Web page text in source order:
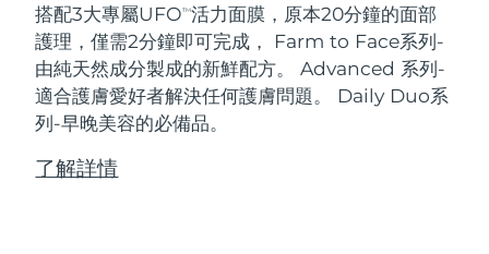
搭配3大專屬UFOTM活力面膜，原本20分鐘的面部
護理，僅需2分鐘即可完成，
Farm to Face系列-
由純天然成分製成的新鮮配方。 Advanced 系列-
適合護膚愛好者解決任何護膚問題。 Daily Duo系
列-早晚美容的必備品。
了解詳情